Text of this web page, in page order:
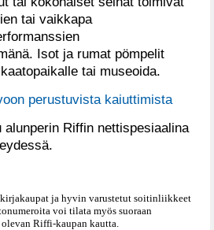
tai vaikkapa
Isot ja rumat pömpelit
tai museoida.
perustuvista kaiuttimista
Riffin nettispesiaalina
ja hyvin varustetut soitinliikkeet
voi tilata myös suoraan
Riffi-kaupan kautta.